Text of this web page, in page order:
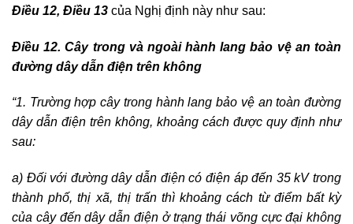
Điều 12, Điều 13 của Nghị định này như sau:
Điều 12. Cây trong và ngoài hành lang bảo vệ an toàn
đường dây dẫn điện trên không
“1. Trường hợp cây trong hành lang bảo vệ an toàn đường
dây dẫn điện trên không, khoảng cách được quy định như
sau:
a) Đối với đường dây dẫn điện có điện áp đến 35 kV trong
thành phố, thị xã, thị trấn thì khoảng cách từ điểm bất kỳ
của cây đến dây dẫn điện ở trạng thái võng cực đại không